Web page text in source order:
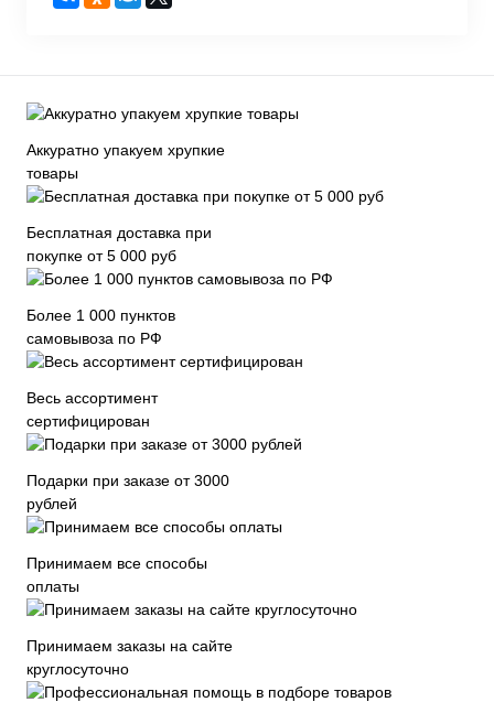
Аккуратно упакуем хрупкие
товары
Бесплатная доставка при
покупке от 5 000 руб
Более 1 000 пунктов
самовывоза по РФ
Весь ассортимент
сертифицирован
Подарки при заказе от 3000
рублей
Принимаем все способы
оплаты
Принимаем заказы на сайте
круглосуточно